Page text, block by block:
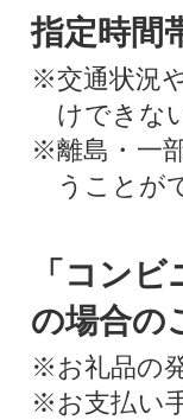
指定時間
※交通状況
けできな
※離島・一
うことが
「コン
の場合の
※お礼品の
※お支払い